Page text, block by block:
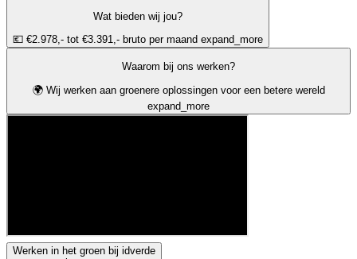
Wat bieden wij jou?
💶 €2.978,- tot €3.391,- bruto per maand expand_more
Waarom bij ons werken?
🌍 Wij werken aan groenere oplossingen voor een betere wereld
expand_more
Werken in het groen bij idverde